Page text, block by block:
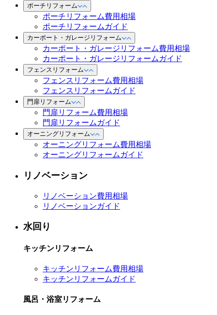
ポーチリフォーム
ポーチリフォーム費用相場
ポーチリフォームガイド
カーポート・ガレージリフォーム
カーポート・ガレージリフォーム費用相場
カーポート・ガレージリフォームガイド
フェンスリフォーム
フェンスリフォーム費用相場
フェンスリフォームガイド
門扉リフォーム
門扉リフォーム費用相場
門扉リフォームガイド
オーニングリフォーム
オーニングリフォーム費用相場
オーニングリフォームガイド
リノベーション
リノベーション費用相場
リノベーションガイド
水回り
キッチンリフォーム
キッチンリフォーム費用相場
キッチンリフォームガイド
風呂・浴室リフォーム